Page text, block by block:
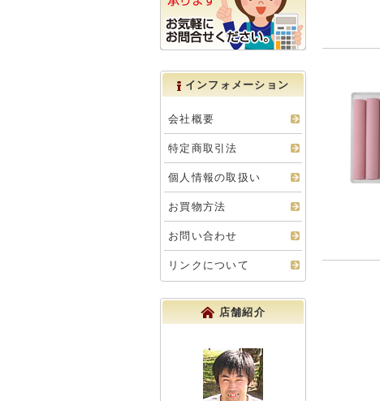
インフォメーション
会社概要
特定商取引法
個人情報の取扱い
お買物方法
お問い合わせ
リンクについて
店舗紹介